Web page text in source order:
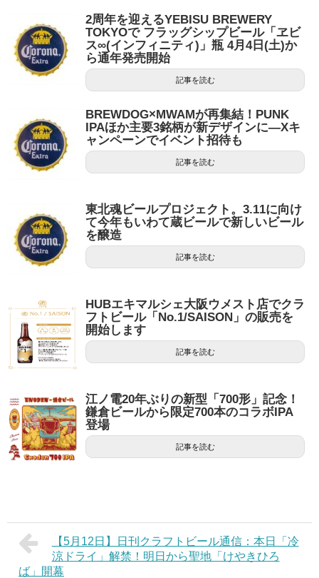
2周年を迎えるYEBISU BREWERY
TOKYOで フラッグシップビール「ヱビ
ス∞(インフィニティ)」瓶 4月4日(土)か
ら通年発売開始
記事を読む
BREWDOG×MWAMが再集結！PUNK
IPAほか主要3銘柄が新デザインに—Xキ
ャンペーンでイベント招待も
記事を読む
東北魂ビールプロジェクト。3.11に向け
て今年もいわて蔵ビールで新しいビール
を醸造
記事を読む
HUBエキマルシェ大阪ウメスト店でクラ
フトビール「No.1/SAISON」の販売を
開始します
記事を読む
江ノ電20年ぶりの新型「700形」記念！
鎌倉ビールから限定700本のコラボIPA
登場
記事を読む
【5月12日】日刊クラフトビール通信：本日「冷
涼ドライ」解禁！明日から聖地「けやきひろ
ば」開幕